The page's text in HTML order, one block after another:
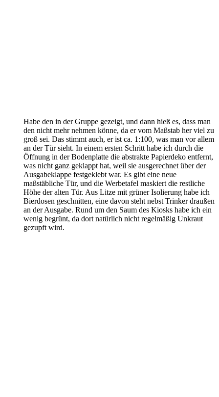
Habe den in der Gruppe gezeigt, und dann hieß es, dass man
den nicht mehr nehmen könne, da er vom Maßstab her viel zu
groß sei. Das stimmt auch, er ist ca. 1:100, was man vor allem
an der Tür sieht. In einem ersten Schritt habe ich durch die
Öffnung in der Bodenplatte die abstrakte Papierdeko entfernt,
was nicht ganz geklappt hat, weil sie ausgerechnet über der
Ausgabeklappe festgeklebt war. Es gibt eine neue
maßstäbliche Tür, und die Werbetafel maskiert die restliche
Höhe der alten Tür. Aus Litze mit grüner Isolierung habe ich
Bierdosen geschnitten, eine davon steht nebst Trinker draußen
an der Ausgabe. Rund um den Saum des Kiosks habe ich ein
wenig begrünt, da dort natürlich nicht regelmäßig Unkraut
gezupft wird.